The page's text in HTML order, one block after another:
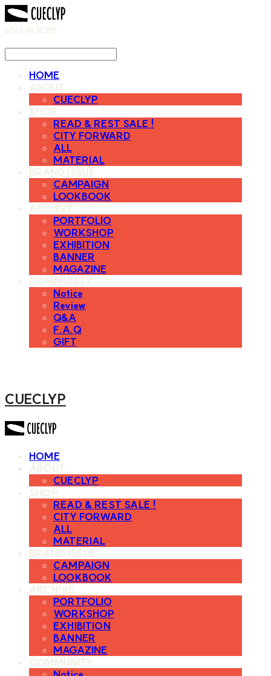
LOG IN 로그인
HOME
ABOUT
CUECLYP
SHOP
READ & REST SALE !
CITY FORWARD
ALL
MATERIAL
BRAND ISSUE
CAMPAIGN
LOOKBOOK
ARCHIVE
PORTFOLIO
WORKSHOP
EXHIBITION
BANNER
MAGAZINE
COMMUNITY
Notice
Review
Q&A
F.A.Q
GIFT
CUECLYP
HOME
ABOUT
CUECLYP
SHOP
READ & REST SALE !
CITY FORWARD
ALL
MATERIAL
BRAND ISSUE
CAMPAIGN
LOOKBOOK
ARCHIVE
PORTFOLIO
WORKSHOP
EXHIBITION
BANNER
MAGAZINE
COMMUNITY